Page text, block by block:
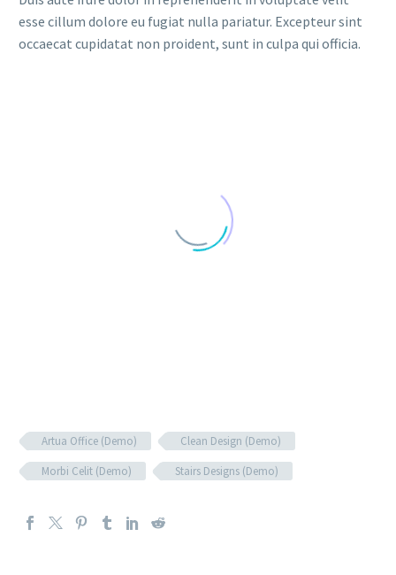
esse cillum dolore eu fugiat nulla pariatur. Excepteur sint
occaecat cupidatat non proident, sunt in culpa qui officia.
Artua Office (Demo)
Clean Design (Demo)
Morbi Celit (Demo)
Stairs Designs (Demo)